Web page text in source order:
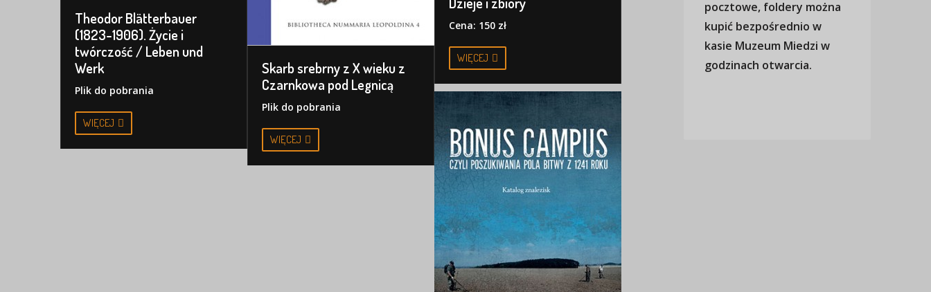
Theodor Blätterbauer
(1823-1906). Życie i
twórczość / Leben und
Werk
Plik do pobrania
WIĘCEJ
Skarb srebrny z X wieku z
Czarnkowa pod Legnicą
Plik do pobrania
WIĘCEJ
Cena: 150 zł
WIĘCEJ
pocztowe, foldery można
kupić bezpośrednio w
kasie Muzeum Miedzi w
godzinach otwarcia.